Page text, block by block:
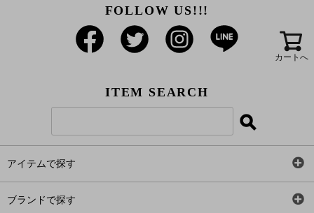
カートへ
FOLLOW US!!!
ITEM SEARCH
アイテムで探す
ブランドで探す